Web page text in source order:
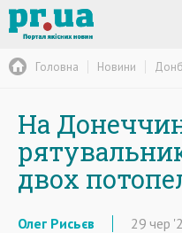
Головна Новини
На
двох
Олег Рисьєв 29 чер